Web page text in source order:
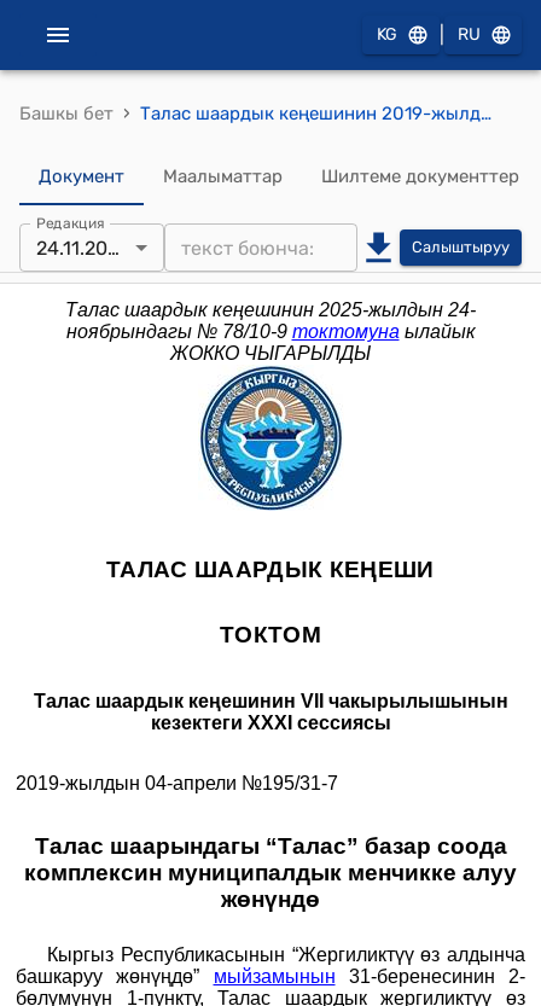
KG RU
Башкы бет › Талас шаардык кеңешинин 2019-жылдын 04-апрелиндеги №195/31-7 "Талас шаарындагы “Талас” базар соода комплексин муниципалдык менчикке алуу жөнүндө" токтому
Документ Маалыматтар Шилтеме документтер
Редакция
24.11.2025 Салыштыруу